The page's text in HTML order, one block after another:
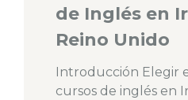
de Inglés en
Reino Unido
Introducción Elegir
cursos de inglés en